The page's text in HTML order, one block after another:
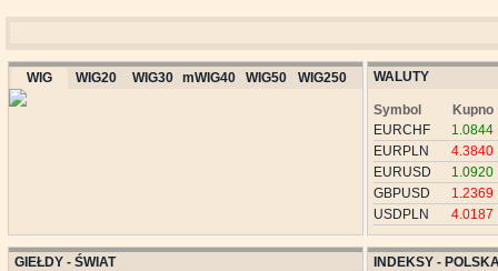
WIG WIG20 WIG30 mWIG40 WIG50 WIG250 WALUTY
Symbol
Kupno
EURCHF
1.0844
EURPLN
4.3840
EURUSD
1.0920
GBPUSD
1.2369
USDPLN
4.0187
GIEŁDY - ŚWIAT INDEKSY -